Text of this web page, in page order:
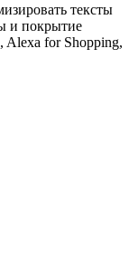
тексты
и покрытие
Alexa for Shopping,